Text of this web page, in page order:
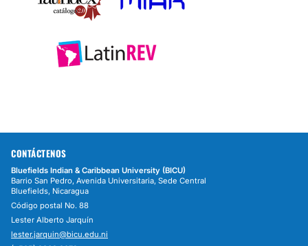
CONTÁCTENOS
Bluefields Indian & Caribbean University (BICU)
Barrio San Pedro, Avenida Universitaria, Sede Central
Bluefields, Nicaragua
Código postal No. 88
Lester Alberto Jarquín
lester.jarquin@bicu.edu.ni